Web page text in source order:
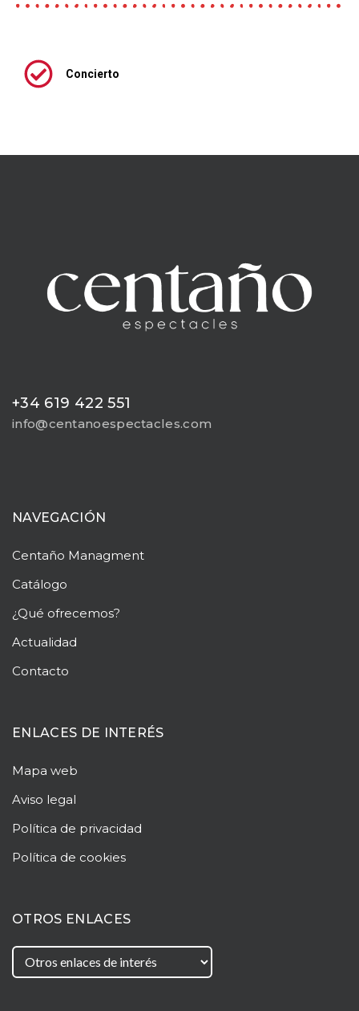
Concierto
+34 619 422 551
info@centanoespectacles.com
NAVEGACIÓN
Centaño Managment
Catálogo
¿Qué ofrecemos?
Actualidad
Contacto
ENLACES DE INTERÉS
Mapa web
Aviso legal
Política de privacidad
Política de cookies
OTROS ENLACES